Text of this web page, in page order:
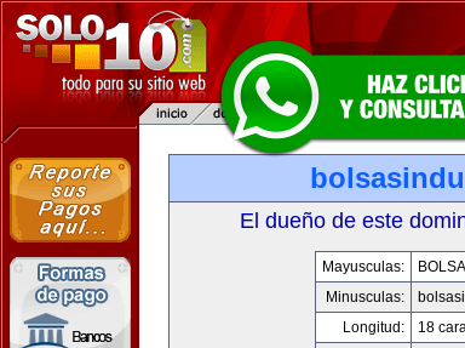
El dueño de este
Mayusculas:
Minusculas:
Longitud:
18